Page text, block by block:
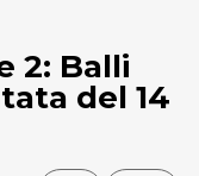
2: Balli
del 14